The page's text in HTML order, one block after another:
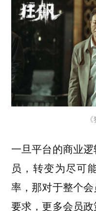
一旦平台的商业
员，转变为尽可
率，那对于整个
要求，更多会员